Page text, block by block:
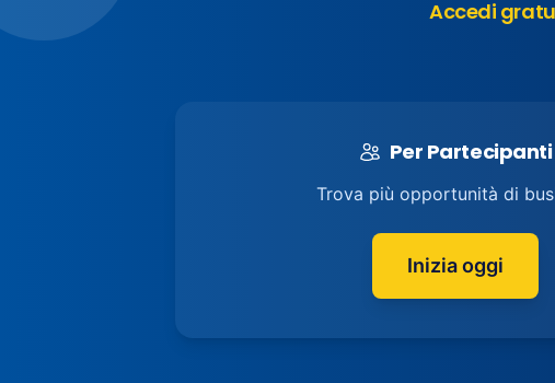
Accedi
Per Partecipanti
Trova più opportunità di
Inizia oggi